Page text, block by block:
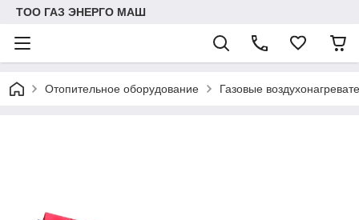
ТОО ГАЗ ЭНЕРГО МАШ
Отопительное оборудование Газовые